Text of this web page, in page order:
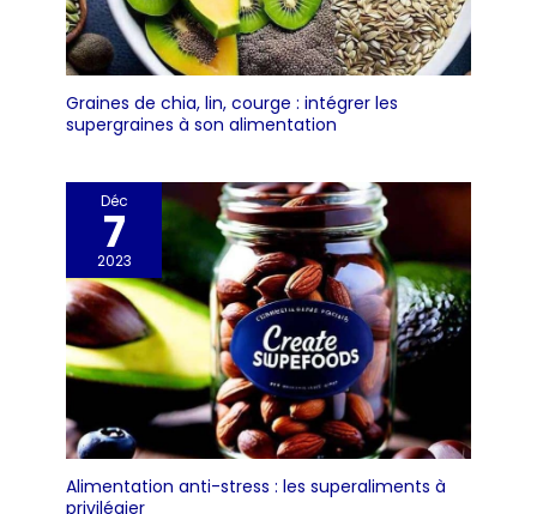
Graines de chia, lin, courge : intégrer les
supergraines à son alimentation
Déc
7
2023
Alimentation anti-stress : les superaliments à
privilégier